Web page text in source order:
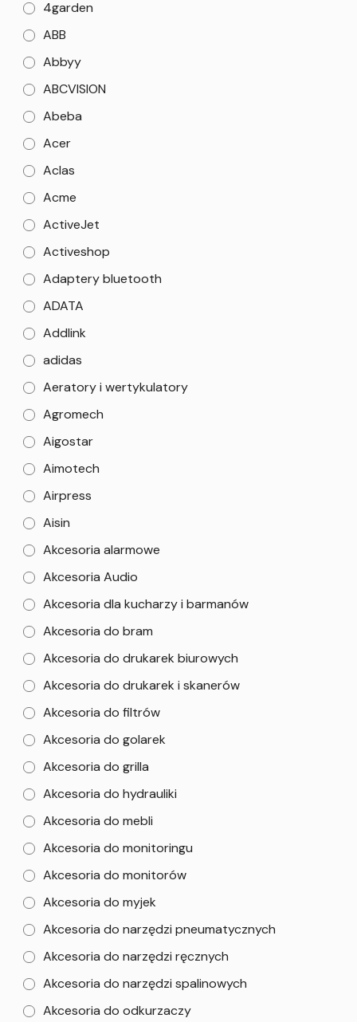
4garden
ABB
Abbyy
ABCVISION
Abeba
Acer
Aclas
Acme
ActiveJet
Activeshop
Adaptery bluetooth
ADATA
Addlink
adidas
Aeratory i wertykulatory
Agromech
Aigostar
Aimotech
Airpress
Aisin
Akcesoria alarmowe
Akcesoria Audio
Akcesoria dla kucharzy i barmanów
Akcesoria do bram
Akcesoria do drukarek biurowych
Akcesoria do drukarek i skanerów
Akcesoria do filtrów
Akcesoria do golarek
Akcesoria do grilla
Akcesoria do hydrauliki
Akcesoria do mebli
Akcesoria do monitoringu
Akcesoria do monitorów
Akcesoria do myjek
Akcesoria do narzędzi pneumatycznych
Akcesoria do narzędzi ręcznych
Akcesoria do narzędzi spalinowych
Akcesoria do odkurzaczy